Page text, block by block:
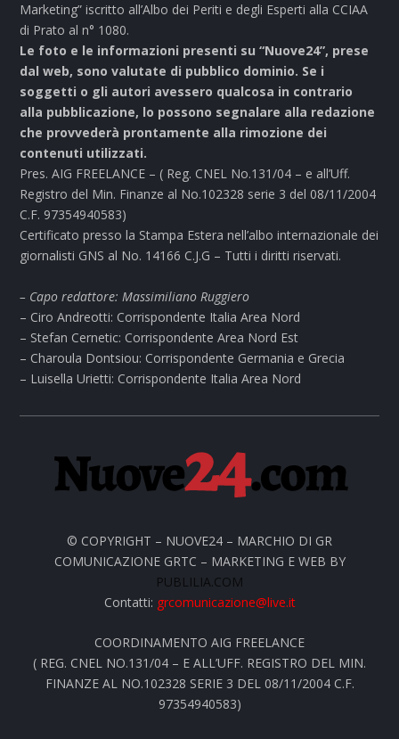
Marketing” iscritto all’Albo dei Periti e degli Esperti alla CCIAA
di Prato al n° 1080.
Le foto e le informazioni presenti su “Nuove24”, prese
dal web, sono valutate di pubblico dominio. Se i
soggetti o gli autori avessero qualcosa in contrario
alla pubblicazione, lo possono segnalare alla redazione
che provvederà prontamente alla rimozione dei
contenuti utilizzati.
Pres. AIG FREELANCE – ( Reg. CNEL No.131/04 – e all’Uff.
Registro del Min. Finanze al No.102328 serie 3 del 08/11/2004
C.F. 97354940583)
Certificato presso la Stampa Estera nell’albo internazionale dei
giornalisti GNS al No. 14166 C.J.G – Tutti i diritti riservati.
– Capo redattore: Massimiliano Ruggiero
– Ciro Andreotti: Corrispondente Italia Area Nord
– Stefan Cernetic: Corrispondente Area Nord Est
– Charoula Dontsiou: Corrispondente Germania e Grecia
– Luisella Urietti: Corrispondente Italia Area Nord
© COPYRIGHT – NUOVE24 – MARCHIO DI GR
COMUNICAZIONE GRTC – MARKETING E WEB BY
PUBLILIA.COM
Contatti: grcomunicazione@live.it
COORDINAMENTO AIG FREELANCE
( REG. CNEL NO.131/04 – E ALL’UFF. REGISTRO DEL MIN.
FINANZE AL NO.102328 SERIE 3 DEL 08/11/2004 C.F.
97354940583)